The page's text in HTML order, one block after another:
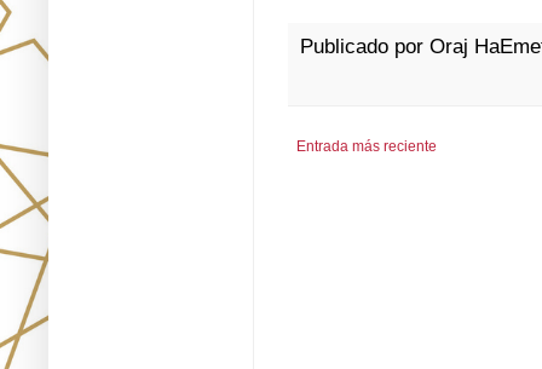
Publicado por Oraj
Entrada más reciente